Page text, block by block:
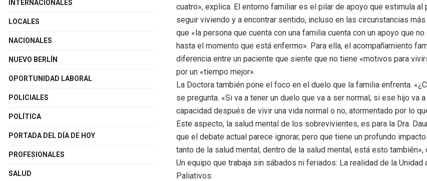
cuatro», explica. El entorno familiar es el pilar de apoyo que estimula al
seguir viviendo y a encontrar sentido, incluso en las circunstancias
que «la persona que cuenta con una familia cuenta con un apoyo que
hasta el momento que está enfermo». Para ella, el acompañamiento
diferencia entre un paciente que siente que no tiene «motivos para
por un «tiempo mejor».
La Doctora también pone el foco en el duelo que la familia enfrenta.
se pregunta. «Si va a tener un duelo que va a ser normal, si ese hijo va
capacidad después de vivir una vida normal o no, atormentado por lo
Este aspecto, la salud mental de los sobrevivientes, es para la Dra.
que el debate actual parece ignorar, pero que tiene un profundo
tanto de la salud mental; dentro de la salud mental, está esto también»,
Un equipo que trabaja sin sábados ni feriados: La realidad de la Unidad
Paliativos:
INTERNACIONALES
LOCALES
NACIONALES
NUEVO BERLÍN
OPORTUNIDAD LABORAL
POLICIALES
POLÍTICA
PORTADA DEL DÍA DE HOY
PROFESIONALES
SALUD